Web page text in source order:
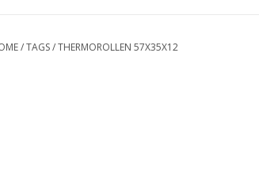
/TAGS/THERMOROLLEN 57X35X12